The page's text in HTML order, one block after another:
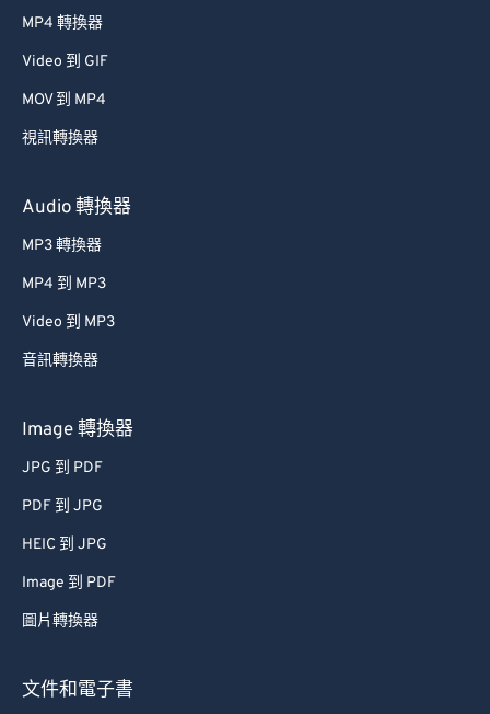
MP4 轉換器
Video 到 GIF
MOV 到 MP4
視訊轉換器
Audio 轉換器
MP3 轉換器
MP4 到 MP3
Video 到 MP3
音訊轉換器
Image 轉換器
JPG 到 PDF
PDF 到 JPG
HEIC 到 JPG
Image 到 PDF
圖片轉換器
文件和電子書